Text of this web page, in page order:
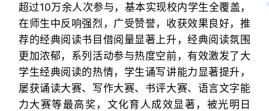
超过10万余人次参与，基本实现校内学生全覆盖，
在师生中反响强烈，广受赞誉，收获效果良好，推
荐的经典阅读书目借阅量显著上升，经典阅读氛围
更加浓郁，系列活动参与热度空前，有效激发了大
学生经典阅读的热情，学生诵写讲能力显著提升，
屡获诵读大赛、写作大赛、书评大赛、语言文字能
力大赛等最高奖，文化育人成效显著，被光明日